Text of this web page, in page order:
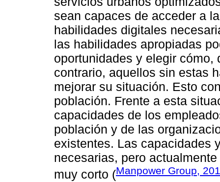
sean capaces de acceder a
habilidades digitales
las habilidades apropiadas
oportunidades y elegir cómo,
contrario, aquellos sin estas
mejorar su situación. Esto
población. Frente a esta
capacidades de los
población y de las
existentes. Las capacidades
necesarias, pero
muy corto (Manpower Group,